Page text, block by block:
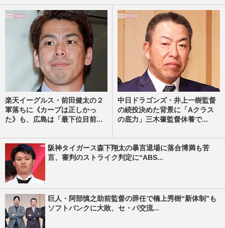
楽天イーグルス・前田健太の２
軍落ちに《カープは正しかっ
た》も、広島は「最下位目前...
中日ドラゴンズ・井上一樹監督
の続投決めた背景に「Aクラス
の底力」三木肇監督休養で...
阪神タイガース森下翔太の暴言退場に落合博満も苦
言、審判のストライク判定に“ABS...
巨人・阿部慎之助前監督の辞任で橋上秀樹“新体制”も
ソフトバンクに大敗、セ・パ交流...